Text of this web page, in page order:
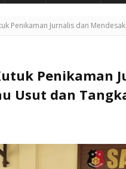
Penikaman Jurnalis dan
Jurnalis dan
Usut dan